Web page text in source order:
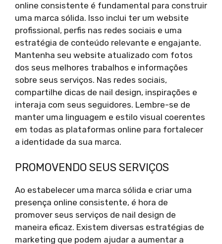
online consistente é fundamental para construir
uma marca sólida. Isso inclui ter um website
profissional, perfis nas redes sociais e uma
estratégia de conteúdo relevante e engajante.
Mantenha seu website atualizado com fotos
dos seus melhores trabalhos e informações
sobre seus serviços. Nas redes sociais,
compartilhe dicas de nail design, inspirações e
interaja com seus seguidores. Lembre-se de
manter uma linguagem e estilo visual coerentes
em todas as plataformas online para fortalecer
a identidade da sua marca.
PROMOVENDO SEUS SERVIÇOS
Ao estabelecer uma marca sólida e criar uma
presença online consistente, é hora de
promover seus serviços de nail design de
maneira eficaz. Existem diversas estratégias de
marketing que podem ajudar a aumentar a